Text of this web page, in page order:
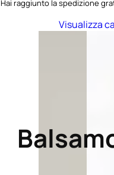
Hai raggiunto la spedizione
Visualizza